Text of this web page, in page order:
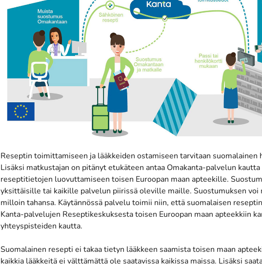
Reseptin toimittamiseen ja lääkkeiden ostamiseen tarvitaan suomalainen
Lisäksi matkustajan on pitänyt etukäteen antaa Omakanta-palvelun
reseptitietojen luovuttamiseen toisen Euroopan maan apteekille.
yksittäisille tai kaikille palvelun piirissä oleville maille. Suostumuksen voi
milloin tahansa. Käytännössä palvelu toimii niin, että suomalaisen
Kanta-palvelujen Reseptikeskuksesta toisen Euroopan maan apteekkiin
yhteyspisteiden (avautuu uuteen ikkunaan)
kautta.
Suomalainen resepti ei takaa tietyn lääkkeen saamista toisen maan
kaikkia lääkkeitä ei välttämättä ole saatavissa kaikissa maissa. Lisäksi